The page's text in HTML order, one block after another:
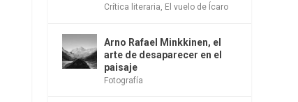
Crítica literaria El vuelo de Ícaro
Arno Rafael Minkkinen, el
arte de desaparecer en el
paisaje
Fotografía